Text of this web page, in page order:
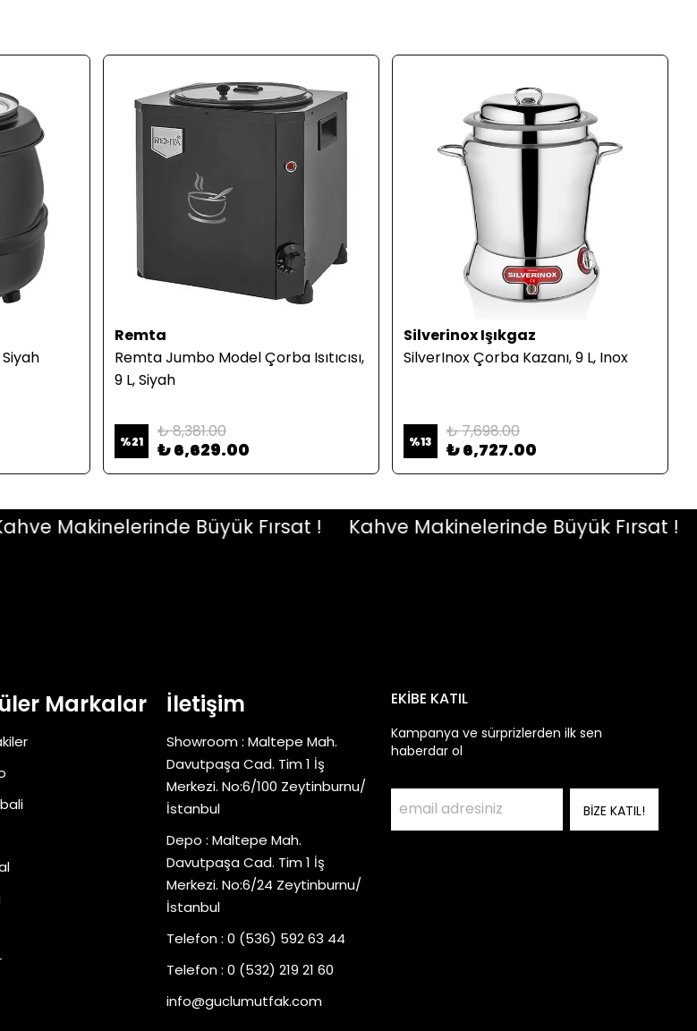
Remta
Remta Jumbo Model Çorba Isıtıcısı,
9 L, Siyah
%21 ₺ 8,381.00
₺ 6,629.00
Silverinox Işıkgaz
SilverInox Çorba Kazanı, 9 L, Inox
%13 ₺ 7,698.00
₺ 6,727.00
Makinelerinde Büyük Fırsat ! Kahve Makinelerinde Büyük Fırsat !
Markalar İletişim
Showroom : Maltepe Mah.
Davutpaşa Cad. Tim 1 İş
Merkezi. No:6/100 Zeytinburnu/
İstanbul
Depo : Maltepe Mah.
Davutpaşa Cad. Tim 1 İş
Merkezi. No:6/24 Zeytinburnu/
İstanbul
Telefon : 0 (536) 592 63 44
Telefon : 0 (532) 219 21 60
info@guclumutfak.com
EKİBE KATIL
Kampanya ve sürprizlerden ilk sen
haberdar ol
BİZE KATIL!